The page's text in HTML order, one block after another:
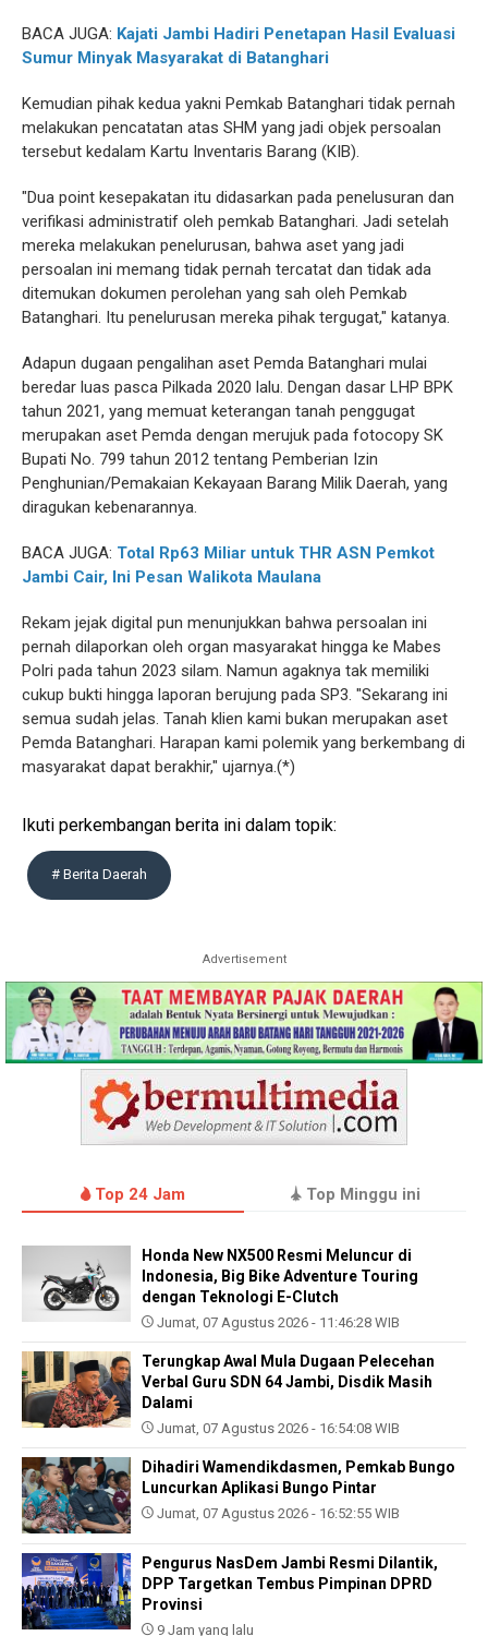
BACA JUGA: Kajati Jambi Hadiri Penetapan Hasil Evaluasi
Sumur Minyak Masyarakat di Batanghari
Kemudian pihak kedua yakni Pemkab Batanghari tidak pernah
melakukan pencatatan atas SHM yang jadi objek persoalan
tersebut kedalam Kartu Inventaris Barang (KIB).
‎‎"Dua point kesepakatan itu didasarkan pada penelusuran dan
verifikasi administratif oleh pemkab Batanghari. Jadi setelah
mereka melakukan penelurusan, bahwa aset yang jadi
persoalan ini memang tidak pernah tercatat dan tidak ada
ditemukan dokumen perolehan yang sah oleh Pemkab
Batanghari. Itu penelurusan mereka pihak tergugat," katanya. ‎‎
Adapun dugaan pengalihan aset Pemda Batanghari mulai
beredar luas pasca Pilkada 2020 lalu. Dengan dasar LHP BPK
tahun 2021, yang memuat keterangan tanah penggugat
merupakan aset Pemda dengan merujuk pada fotocopy SK
Bupati No. 799 tahun 2012 tentang Pemberian Izin
Penghunian/Pemakaian Kekayaan Barang Milik Daerah, yang
diragukan kebenarannya.
BACA JUGA: Total Rp63 Miliar untuk THR ASN Pemkot
Jambi Cair, Ini Pesan Walikota Maulana
‎‎Rekam jejak digital pun menunjukkan bahwa persoalan ini
pernah dilaporkan oleh organ masyarakat hingga ke Mabes
Polri pada tahun 2023 silam. Namun agaknya tak memiliki
cukup bukti hingga laporan berujung pada SP3. ‎‎"Sekarang ini
semua sudah jelas. Tanah klien kami bukan merupakan aset
Pemda Batanghari. Harapan kami polemik yang berkembang di
masyarakat dapat berakhir," ujarnya.(*)
Ikuti perkembangan berita ini dalam topik:
# Berita Daerah
Advertisement
Top 24 Jam Top Minggu ini
Honda New NX500 Resmi Meluncur di
Indonesia, Big Bike Adventure Touring
dengan Teknologi E-Clutch
Jumat, 07 Agustus 2026 - 11:46:28 WIB
Terungkap Awal Mula Dugaan Pelecehan
Verbal Guru SDN 64 Jambi, Disdik Masih
Dalami
Jumat, 07 Agustus 2026 - 16:54:08 WIB
Dihadiri Wamendikdasmen, Pemkab Bungo
Luncurkan Aplikasi Bungo Pintar
Jumat, 07 Agustus 2026 - 16:52:55 WIB
Pengurus NasDem Jambi Resmi Dilantik,
DPP Targetkan Tembus Pimpinan DPRD
Provinsi
9 Jam yang lalu